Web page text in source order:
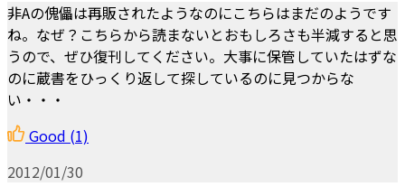
非Aの傀儡は再販されたようなのにこちらはまだのようです
ね。なぜ？こちらから読まないとおもしろさも半減すると思
うので、ぜひ復刊してください。大事に保管していたはずな
のに蔵書をひっくり返して探しているのに見つからな
い・・・
Good (1)
2012/01/30